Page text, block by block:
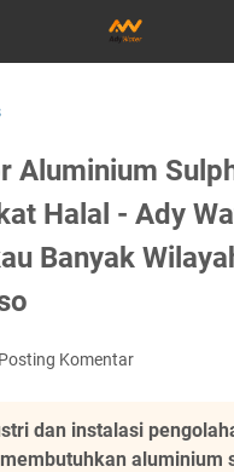
Aluminium
Halal - Ady
Banyak
Posting Komentar
dan instalasi
aluminium